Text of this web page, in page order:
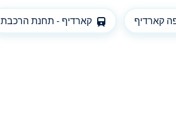
קארדיף קארדיף - תחנת הרכבת